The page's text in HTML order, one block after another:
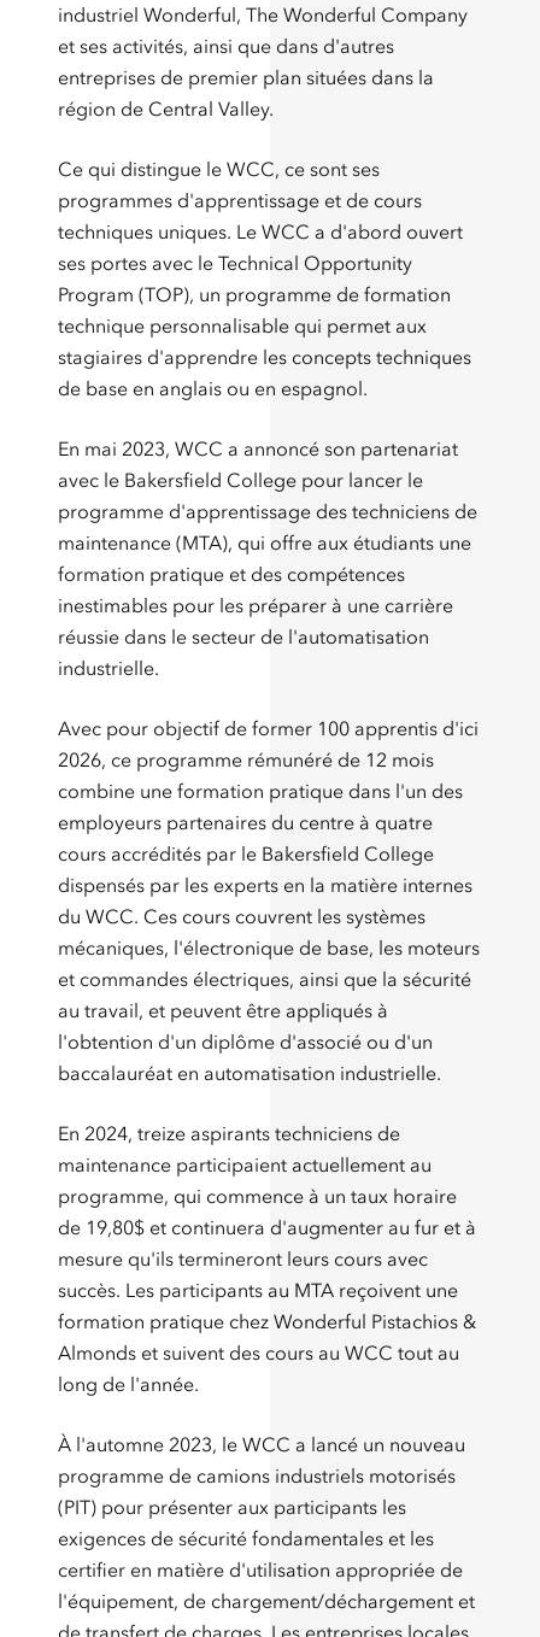
industriel Wonderful, The Wonderful Company
et ses activités, ainsi que dans d'autres
entreprises de premier plan situées dans la
région de Central Valley.
Ce qui distingue le WCC, ce sont ses
programmes d'apprentissage et de cours
techniques uniques. Le WCC a d'abord ouvert
ses portes avec le Technical Opportunity
Program (TOP), un programme de formation
technique personnalisable qui permet aux
stagiaires d'apprendre les concepts techniques
de base en anglais ou en espagnol.
En mai 2023, WCC a annoncé son partenariat
avec le Bakersfield College pour lancer le
programme d'apprentissage des techniciens de
maintenance (MTA), qui offre aux étudiants une
formation pratique et des compétences
inestimables pour les préparer à une carrière
réussie dans le secteur de l'automatisation
industrielle.
Avec pour objectif de former 100 apprentis d'ici
2026, ce programme rémunéré de 12 mois
combine une formation pratique dans l'un des
employeurs partenaires du centre à quatre
cours accrédités par le Bakersfield College
dispensés par les experts en la matière internes
du WCC. Ces cours couvrent les systèmes
mécaniques, l'électronique de base, les moteurs
et commandes électriques, ainsi que la sécurité
au travail, et peuvent être appliqués à
l'obtention d'un diplôme d'associé ou d'un
baccalauréat en automatisation industrielle.
En 2024, treize aspirants techniciens de
maintenance participaient actuellement au
programme, qui commence à un taux horaire
de 19,80$ et continuera d'augmenter au fur et à
mesure qu'ils termineront leurs cours avec
succès. Les participants au MTA reçoivent une
formation pratique chez Wonderful Pistachios &
Almonds et suivent des cours au WCC tout au
long de l'année.
À l'automne 2023, le WCC a lancé un nouveau
programme de camions industriels motorisés
(PIT) pour présenter aux participants les
exigences de sécurité fondamentales et les
certifier en matière d'utilisation appropriée de
l'équipement, de chargement/déchargement et
de transfert de charges. Les entreprises locales